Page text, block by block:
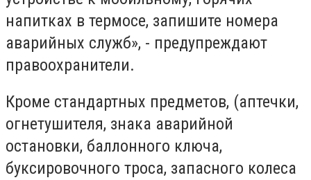
напитках в термосе, запишите номера
аварийных служб», - предупреждают
правоохранители.
Кроме стандартных предметов, (аптечки,
огнетушителя, знака аварийной
остановки, баллонного ключа,
буксировочного троса, запасного колеса